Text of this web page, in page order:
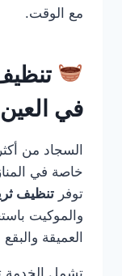
مع الوقت.
في العين
السجاد من أكثر
خاصة في
توفر تنظيف
والموكيت
العميقة
تشمل الخدمة